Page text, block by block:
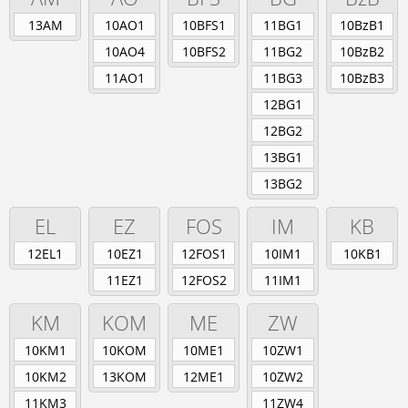
Berufsschule
Anlagenmechaniker/-in
Augenoptiker/-in
Eisenbahner/-in im Betriebsdienst
Fahrradmonteur/-in
Industriemechaniker/-in
Karosserie- und Fahrzeugbaumechaniker/-in
Konstruktionsmechaniker/-in
Kraftfahrzeugmechatroniker/-in
Zweiradmechatroniker/-in
13AM
10AO1
10AO4
11AO1
10BFS1
10BFS2
11BG1
11BG2
11BG3
12BG1
12BG2
13BG1
13BG2
10BzB1
10BzB2
10BzB3
EL
12EL1
EZ
10EZ1
11EZ1
FOS
12FOS1
12FOS2
IM
10IM1
11IM1
KB
10KB1
KM
10KM1
10KM2
11KM3
KOM
10KOM
13KOM
ME
10ME1
12ME1
ZW
10ZW1
10ZW2
11ZW4